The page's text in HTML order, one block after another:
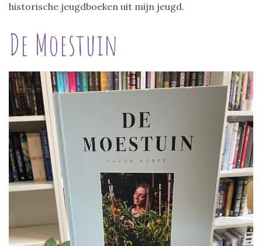
historische jeugdboeken uit mijn jeugd.
De Moestuin